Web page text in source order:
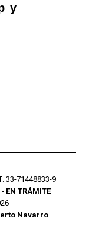
y
33-71448833-9
- EN TRÁMITE
Navarro